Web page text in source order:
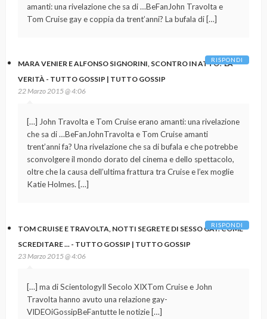
amanti: una rivelazione che sa di …BeFanJohn Travolta e
Tom Cruise gay e coppia da trent’anni? La bufala di […]
MARA VENIER E ALFONSO SIGNORINI, SCONTRO IN ATTO? LA
VERITÀ - TUTTO GOSSIP | TUTTO GOSSIP
22 Marzo 2015 @ 4:06
[…] John Travolta e Tom Cruise erano amanti: una rivelazione
che sa di …BeFanJohnTravolta e Tom Cruise amanti
trent’anni fa? Una rivelazione che sa di bufala e che potrebbe
sconvolgere il mondo dorato del cinema e dello spettacolo,
oltre che la causa dell’ultima frattura tra Cruise e l’ex moglie
Katie Holmes. […]
RISPONDI
TOM CRUISE E TRAVOLTA, NOTTI SEGRETE DI SESSO GAY. COME
SCREDITARE ... - TUTTO GOSSIP | TUTTO GOSSIP
23 Marzo 2015 @ 4:06
[…] ma di ScientologyIl Secolo XIXTom Cruise e John
Travolta hanno avuto una relazione gay-
VIDEOiGossipBeFantutte le notizie […]
RISPONDI